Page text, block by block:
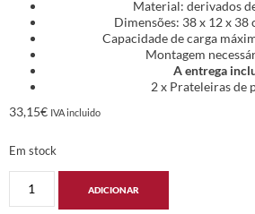
Material: derivados
Dimensões: 38 x 12 x 38
Capacidade de carga
Montagem
A entrega
2 x Prateleiras de
33,15€ IVA incluido
Em stock
ADICIONAR